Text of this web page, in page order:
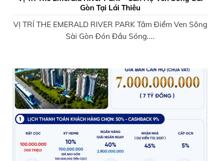
Gòn Tại Lái Thiêu
VỊ TRÍ THE EMERALD RIVER PARK Tâm Điểm Ven Sông
Sài Gòn Đón Đầu Sóng....